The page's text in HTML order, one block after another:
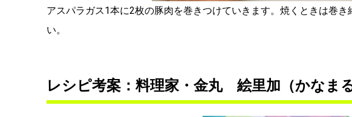
アスパラガス1本に2枚の豚肉を巻きつけていきます。焼くときは巻
い。
レシピ考案：料理家・金丸 絵里加（かなま